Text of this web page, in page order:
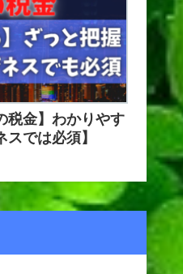
税金】わかりやす
では必須】